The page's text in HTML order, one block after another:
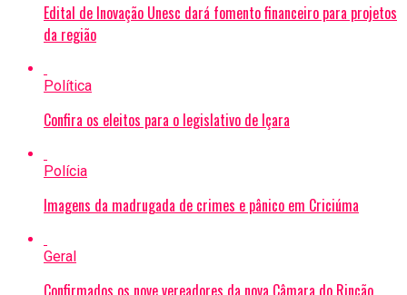
Edital de Inovação Unesc dará fomento financeiro para projetos
da região
Política
Confira os eleitos para o legislativo de Içara
Polícia
Imagens da madrugada de crimes e pânico em Criciúma
Geral
Confirmados os nove vereadores da nova Câmara do Rincão